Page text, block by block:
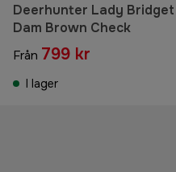
Deerhunter Lady
Dam Brown Check
Från 799 kr
I lager